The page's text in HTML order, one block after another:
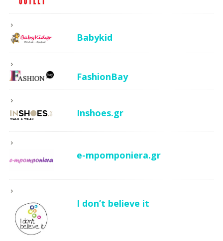
Babykid
FashionBay
Inshoes.gr
e-mpomponiera.gr
I don’t believe it